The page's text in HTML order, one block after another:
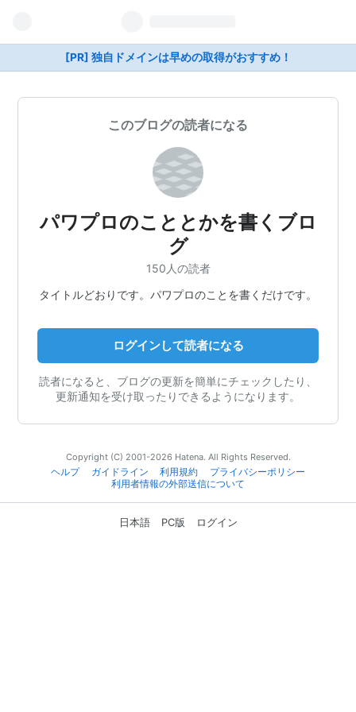
[PR] 独自ドメインは早めの取得がおすすめ！
このブログの読者になる
パワプロのこととかを書くブロ
グ
150人の読者
タイトルどおりです。パワプロのことを書くだけです。
ログインして読者になる
読者になると、ブログの更新を簡単にチェックしたり、
更新通知を受け取ったりできるようになります。
Copyright (C) 2001-2026 Hatena. All Rights Reserved.
ヘルプ
ガイドライン 利用規約
プライバシーポリシー
利用者情報の外部送信について
日本語 PC版 ログイン